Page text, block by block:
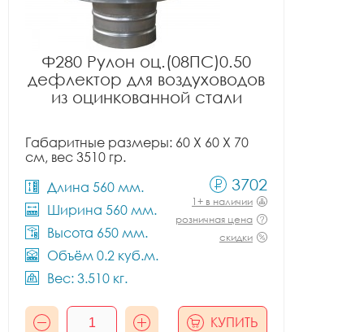
Ф280 Рулон оц.(08ПС)0.50
дефлектор для воздуховодов
из оцинкованной стали
Габаритные размеры: 60 X 60 X 70
см, вес 3510 гр.
Длина 560 мм.
Ширина 560 мм.
Высота 650 мм.
Объём 0.2 куб.м.
Вес: 3.510 кг.
3702
1+ в наличии
розничная цена
скидки
КУПИТЬ